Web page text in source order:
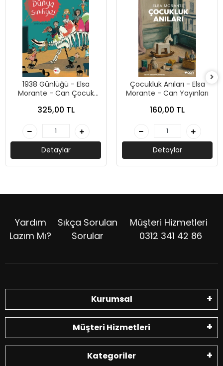
1938 Günlüğü - Elsa
Morante - Can Çocuk
325,00 TL
Detaylar
Çocukluk Anıları - Elsa
Morante - Can Yayınları
160,00 TL
Detaylar
Yardım
Lazım Mı?
Sıkça Sorulan
Sorular
Müşteri Hizmetleri
0312 341 42 86
Kurumsal
Müşteri Hizmetleri
Kategoriler